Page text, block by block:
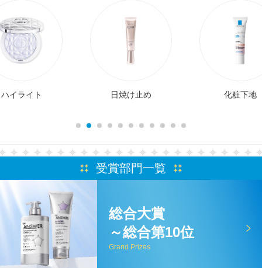
ハイライト 日焼け止め 化粧下地
受賞部門一覧
総合大賞
～総合第10位
Grand Prizes